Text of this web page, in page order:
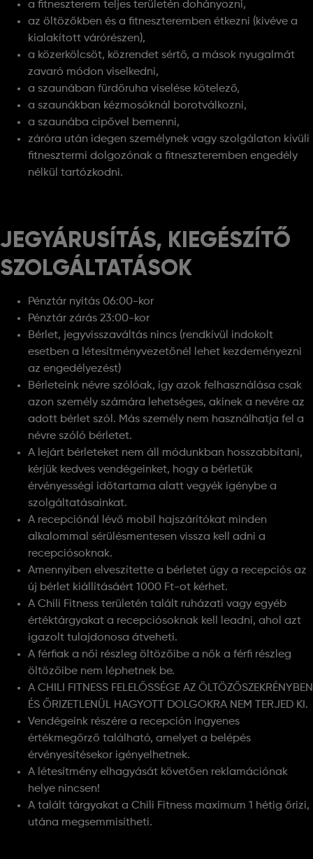
a fitneszterem teljes területén dohányozni,
az öltözőkben és a fitneszteremben étkezni (kivéve a
kialakított várórészen),
a közerkölcsöt, közrendet sértő, a mások nyugalmát
zavaró módon viselkedni,
a szaunában fürdőruha viselése kötelező,
a szaunákban kézmosóknál borotválkozni,
a szaunába cipővel bemenni,
záróra után idegen személynek vagy szolgálaton kívüli
fitnesztermi dolgozónak a fitneszteremben engedély
nélkül tartózkodni.
JEGYÁRUSÍTÁS, KIEGÉSZÍTŐ
SZOLGÁLTATÁSOK
Pénztár nyitás 06:00-kor
Pénztár zárás 23:00-kor
Bérlet, jegyvisszaváltás nincs (rendkívül indokolt
esetben a létesítményvezetőnél lehet kezdeményezni
az engedélyezést)
Bérleteink névre szólóak, így azok felhasználása csak
azon személy számára lehetséges, akinek a nevére az
adott bérlet szól. Más személy nem használhatja fel a
névre szóló bérletet.
A lejárt bérleteket nem áll módunkban hosszabbítani,
kérjük kedves vendégeinket, hogy a bérletük
érvényességi időtartama alatt vegyék igénybe a
szolgáltatásainkat.
A recepciónál lévő mobil hajszárítókat minden
alkalommal sérülésmentesen vissza kell adni a
recepciósoknak.
Amennyiben elveszítette a bérletet úgy a recepciós az
új bérlet kiállításáért 1000 Ft-ot kérhet.
A Chili Fitness területén talált ruházati vagy egyéb
értéktárgyakat a recepciósoknak kell leadni, ahol azt
igazolt tulajdonosa átveheti.
A férfiak a női részleg öltözőibe a nők a férfi részleg
öltözőibe nem léphetnek be.
A CHILI FITNESS FELELŐSSÉGE AZ ÖLTÖZŐSZEKRÉNYBEN
ÉS ŐRIZETLENÜL HAGYOTT DOLGOKRA NEM TERJED KI.
Vendégeink részére a recepción ingyenes
értékmegőrző található, amelyet a belépés
érvényesítésekor igényelhetnek.
A létesítmény elhagyását követően reklamációnak
helye nincsen!
A talált tárgyakat a Chili Fitness maximum 1 hétig őrizi,
utána megsemmisítheti.